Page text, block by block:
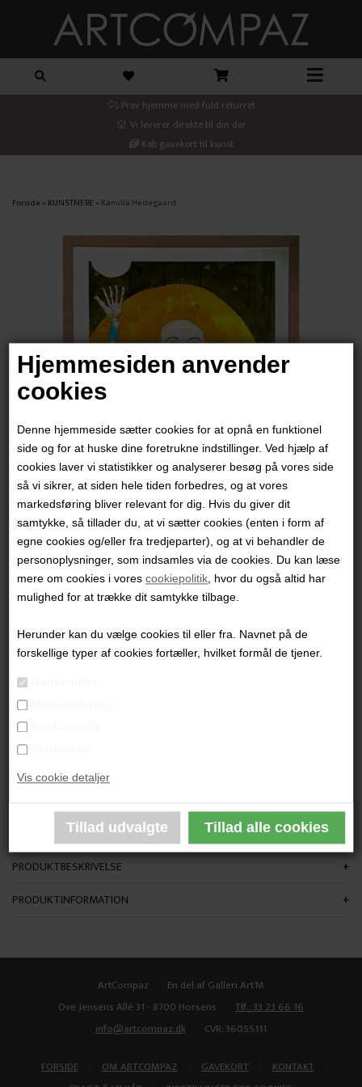
Hjemmesiden anvender
cookies
Denne hjemmeside sætter cookies for at opnå en funktionel
side og for at huske dine foretrukne indstillinger. Ved hjælp af
cookies laver vi statistikker og analyserer besøg på vores side
så vi sikrer, at siden hele tiden forbedres, og at vores
markedsføring bliver relevant for dig. Hvis du giver dit
samtykke, så tillader du, at vi sætter cookies (enten i form af
egne cookies og/eller fra tredjeparter), og at vi behandler de
personoplysninger, som indsamles via de cookies. Du kan læse
mere om cookies i vorescookiepolitik, hvor du også altid har
mulighed for at trække dit samtykke tilbage.
Herunder kan du vælge cookies til eller fra. Navnet på de
forskellige typer af cookies fortæller, hvilket formål de tjener.
Vis cookie detaljer
Prøv hjemme med fuld returret
Vi leverer direkte til din dør
Køb gavekort til kunst
Forside »KUNSTNERE »Kamilla Hedegaard
Kamilla Hedegaard
5.500,00DKK
"Showbizz vol. 2"
103x72 cm.
Indrammet
PRODUKTBESKRIVELSE
PRODUKTINFORMATION
ArtCompaz
En del af Galleri Art'M
Ove Jensens Allé 31 - 8700 Horsens
Tlf.: 33 23 66 16
info@artcompaz.dk
CVR: 36055111
FORSIDE OM ARTCOMPAZ GAVEKORT KONTAKT